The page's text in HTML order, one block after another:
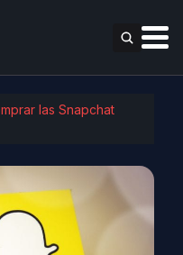
las Snapchat